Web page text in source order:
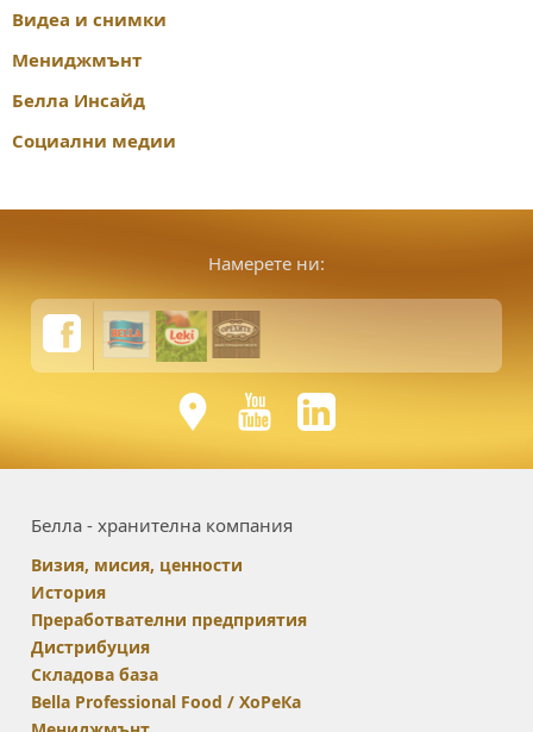
Видеа и снимки
Мениджмънт
Белла Инсайд
Социални медии
Намерете ни:
Белла - хранителна компания
Визия, мисия, ценности
История
Преработвателни предприятия
Дистрибуция
Складова база
Bella Professional Food / ХоРеКа